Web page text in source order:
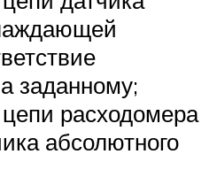
заданному;
расходомера
абсолютного